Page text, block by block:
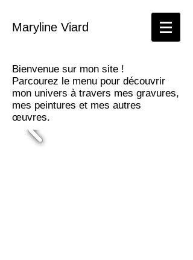
Maryline Viard
Bienvenue sur mon site !
Parcourez le menu pour découvrir
mon univers à travers mes gravures,
mes peintures et mes autres
œuvres.